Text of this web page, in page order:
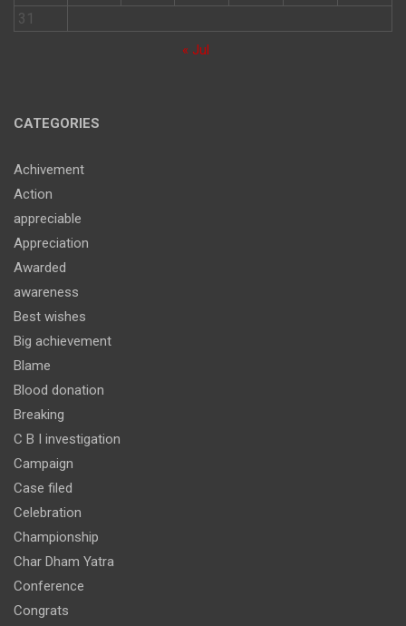
31
« Jul
CATEGORIES
Achivement
Action
appreciable
Appreciation
Awarded
awareness
Best wishes
Big achievement
Blame
Blood donation
Breaking
C B I investigation
Campaign
Case filed
Celebration
Championship
Char Dham Yatra
Conference
Congrats